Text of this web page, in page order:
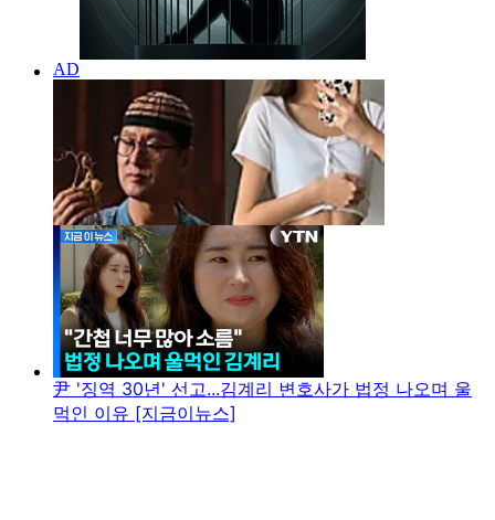
尹 '징역 30년' 선고...김계리 변호사가 법정 나오며 울
먹인 이유 [지금이뉴스]